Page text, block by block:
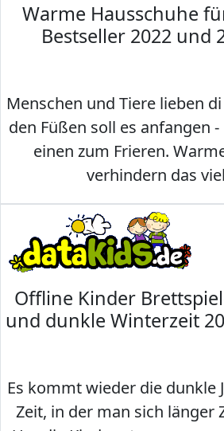
Warme Hausschuhe
Bestseller 2022 und
Menschen und Tiere lieben
den Füßen soll es anfangen
einen zum Frieren.
verhindern das
Offline Kinder
und dunkle Winterzeit
Es kommt wieder die dunkle
Zeit, in der man sich länger